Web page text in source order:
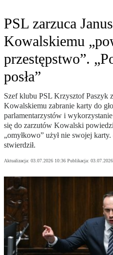
PSL zarzuca
Kowalskiemu
przestępstwo”.
posła”
Szef klubu PSL Krzysztof Paszyk
Kowalskiemu zabranie karty do
parlamentarzystów i
się do zarzutów Kowalski
„omyłkowo” użył nie swojej
stwierdził.
Aktualizacja: 03.07.2026 10:36 Publikacja: